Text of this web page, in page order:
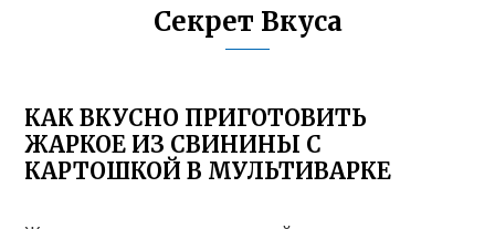
Секрет Вкуса
КАК ВКУСНО ПРИГОТОВИТЬ
ЖАРКОЕ ИЗ СВИНИНЫ С
КАРТОШКОЙ В МУЛЬТИВАРКЕ